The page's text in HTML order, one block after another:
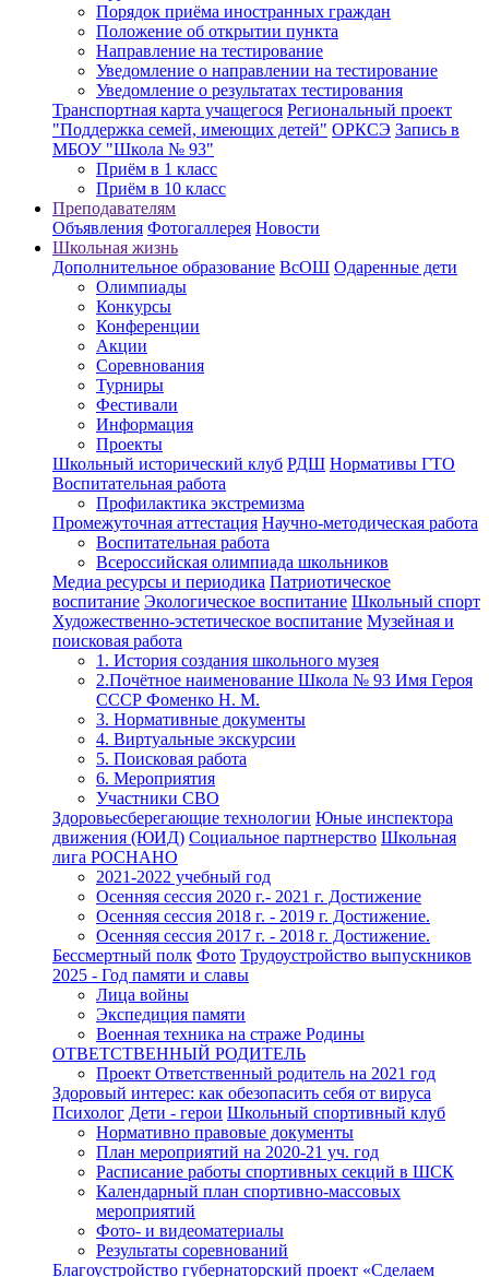
Порядок приёма иностранных граждан
Положение об открытии пункта
Направление на тестирование
Уведомление о направлении на тестирование
Уведомление о результатах тестирования
Транспортная карта учащегося Региональный проект
"Поддержка семей, имеющих детей" ОРКСЭ Запись в
МБОУ "Школа № 93"
Приём в 1 класс
Приём в 10 класс
Преподавателям
Объявления Фотогаллерея Новости
Школьная жизнь
Дополнительное образование ВсОШ Одаренные дети
Олимпиады
Конкурсы
Конференции
Акции
Соревнования
Турниры
Фестивали
Информация
Проекты
Школьный исторический клуб РДШ Нормативы ГТО
Воспитательная работа
Профилактика экстремизма
Промежуточная аттестация Научно-методическая работа
Воспитательная работа
Всероссийская олимпиада школьников
Медиа ресурсы и периодика Патриотическое
воспитание Экологическое воспитание Школьный спорт
Художественно-эстетическое воспитание Музейная и
поисковая работа
1. История создания школьного музея
2.Почётное наименование Школа № 93 Имя Героя
СССР Фоменко Н. М.
3. Нормативные документы
4. Виртуальные экскурсии
5. Поисковая работа
6. Мероприятия
Участники СВО
Здоровьесберегающие технологии Юные инспектора
движения (ЮИД) Социальное партнерство Школьная
лига РОСНАНО
2021-2022 учебный год
Осенняя сессия 2020 г.- 2021 г. Достижение
Осенняя сессия 2018 г. - 2019 г. Достижение.
Осенняя сессия 2017 г. - 2018 г. Достижение.
Бессмертный полк Фото Трудоустройство выпускников
2025 - Год памяти и славы
Лица войны
Экспедиция памяти
Военная техника на страже Родины
ОТВЕТСТВЕННЫЙ РОДИТЕЛЬ
Проект Ответственный родитель на 2021 год
Здоровый интерес: как обезопасить себя от вируса
Психолог Дети - герои Школьный спортивный клуб
Нормативно правовые документы
План мероприятий на 2020-21 уч. год
Расписание работы спортивных секций в ШСК
Календарный план спортивно-массовых
мероприятий
Фото- и видеоматериалы
Результаты соревнований
Благоустройство губернаторский проект «Сделаем